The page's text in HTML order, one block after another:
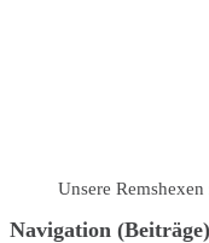
Unsere
Navigation (Beiträge)